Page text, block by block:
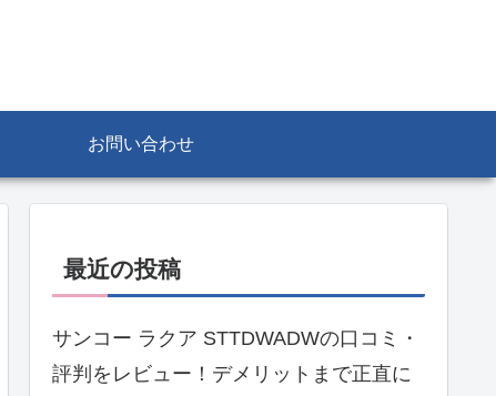
お問い合わせ
最近の投稿
サンコー ラクア STTDWADWの口コミ・
評判をレビュー！デメリットまで正直に